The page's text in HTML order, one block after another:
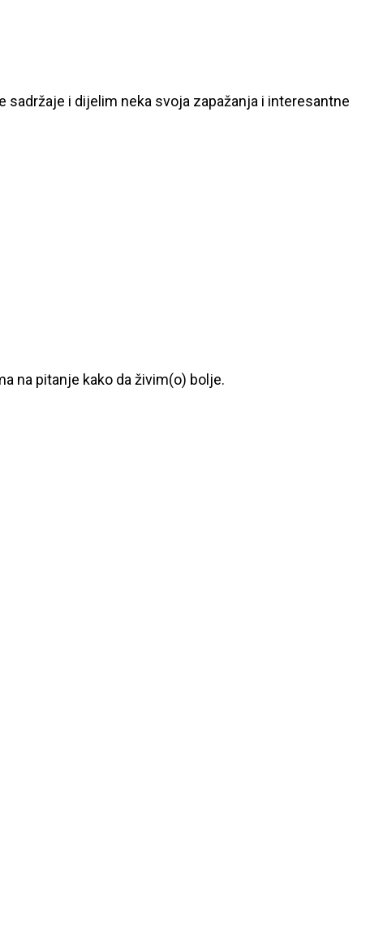
sadržaje i dijelim neka svoja zapažanja i interesantne
na pitanje kako da živim(o) bolje.